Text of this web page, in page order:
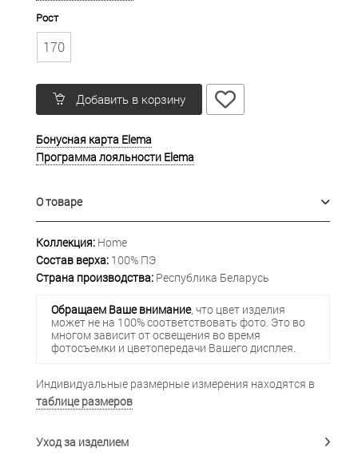
Рост
170
Добавить в корзину
Бонусная карта Elema
Программа лояльности Elema
О товаре
Коллекция: Home
Состав верха: 100% ПЭ
Страна производства: Республика Беларусь
Обращаем Ваше внимание, что цвет изделия
может не на 100% соответствовать фото. Это во
многом зависит от освещения во время
фотосъемки и цветопередачи Вашего дисплея.
Индивидуальные размерные измерения находятся в
таблице размеров
Уход за изделием